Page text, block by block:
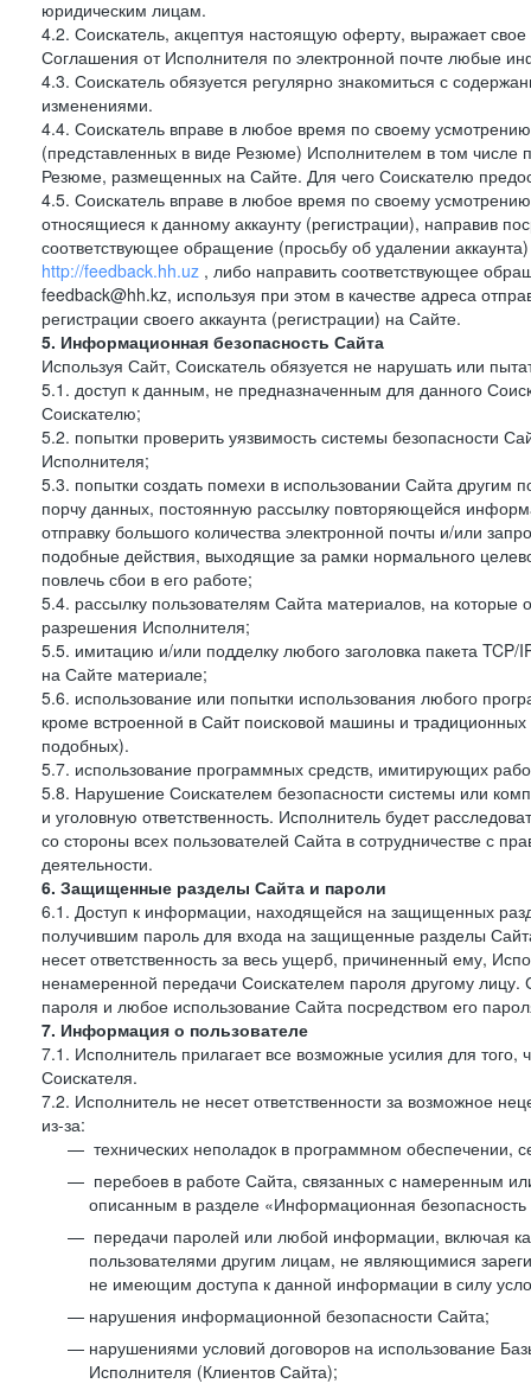
юридическим лицам.
4.2. Соискатель, акцептуя настоящую оферту, выражает свое
Соглашения от Исполнителя по электронной почте любые
4.3. Соискатель обязуется регулярно знакомиться с
изменениями.
4.4. Соискатель вправе в любое время по своему
(представленных в виде Резюме) Исполнителем в том числе
Резюме, размещенных на Сайте. Для чего Соискателю
4.5. Соискатель вправе в любое время по своему
относящиеся к данному аккаунту (регистрации), направив
соответствующее обращение (просьбу об удалении
http://feedback.hh.uz , либо направить соответствующее
feedback@hh.kz, используя при этом в качестве адреса
регистрации своего аккаунта (регистрации) на Сайте.
5. Информационная безопасность Сайта
Используя Сайт, Соискатель обязуется не нарушать или
5.1. доступ к данным, не предназначенным для данного
Соискателю;
5.2. попытки проверить уязвимость системы безопасности
Исполнителя;
5.3. попытки создать помехи в использовании Сайта другим
порчу данных, постоянную рассылку повторяющейся
отправку большого количества электронной почты и/или
подобные действия, выходящие за рамки нормального
повлечь сбои в его работе;
5.4. рассылку пользователям Сайта материалов, на
разрешения Исполнителя;
5.5. имитацию и/или подделку любого заголовка пакета
на Сайте материале;
5.6. использование или попытки использования любого
кроме встроенной в Сайт поисковой машины и
подобных).
5.7. использование программных средств, имитирующих
5.8. Нарушение Соискателем безопасности системы или
и уголовную ответственность. Исполнитель будет
со стороны всех пользователей Сайта в сотрудничестве с
деятельности.
6. Защищенные разделы Сайта и пароли
6.1. Доступ к информации, находящейся на защищенных
получившим пароль для входа на защищенные разделы
несет ответственность за весь ущерб, причиненный ему,
ненамеренной передачи Соискателем пароля другому лицу.
пароля и любое использование Сайта посредством его
7. Информация о пользователе
7.1. Исполнитель прилагает все возможные усилия для
Соискателя.
7.2. Исполнитель не несет ответственности за возможное
из-за:
технических неполадок в программном обеспечении,
перебоев в работе Сайта, связанных с намеренным
описанным в разделе «Информационная
передачи паролей или любой информации, включая
пользователями другим лицам, не являющимися
не имеющим доступа к данной информации в силу
нарушения информационной безопасности Сайта;
нарушениями условий договоров на использование
Исполнителя (Клиентов Сайта);